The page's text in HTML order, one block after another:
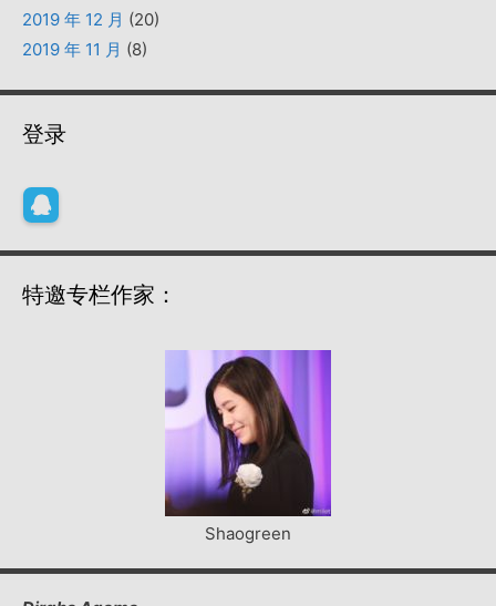
2019 年 12 月 (20)
2019 年 11 月 (8)
登录
特邀专栏作家：
Shaogreen